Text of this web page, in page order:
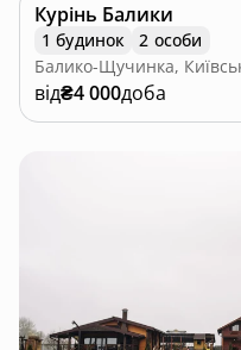
Курінь Балики
1 будинок
2 особи
Балико-Щучинка,
від₴4 000доба